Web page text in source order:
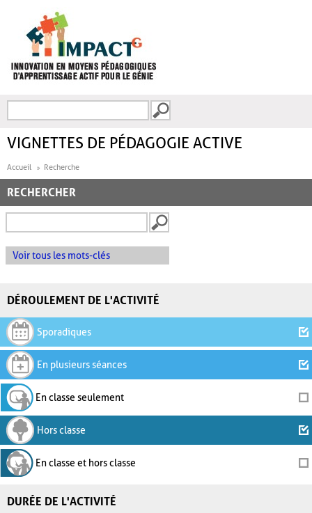
FORMULAIRE DE
VIGNETTES DE PÉDAGOGIE ACTIVE
Accueil Recherche
RECHERCHER
Voir tous les mots-clés
DÉROULEMENT DE L'ACTIVITÉ
Sporadiques
En plusieurs séances
En classe seulement
Hors classe
En classe et hors classe
DURÉE DE L'ACTIVITÉ